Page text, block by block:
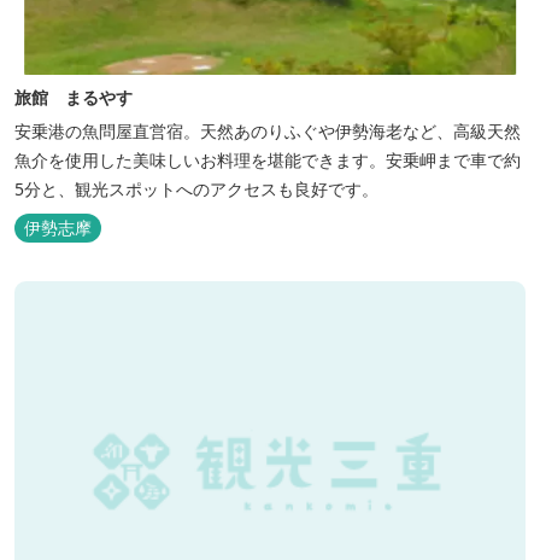
旅館 まるやす
安乗港の魚問屋直営宿。天然あのりふぐや伊勢海老など、高級天然
魚介を使用した美味しいお料理を堪能できます。安乗岬まで車で約
5分と、観光スポットへのアクセスも良好です。
伊勢志摩